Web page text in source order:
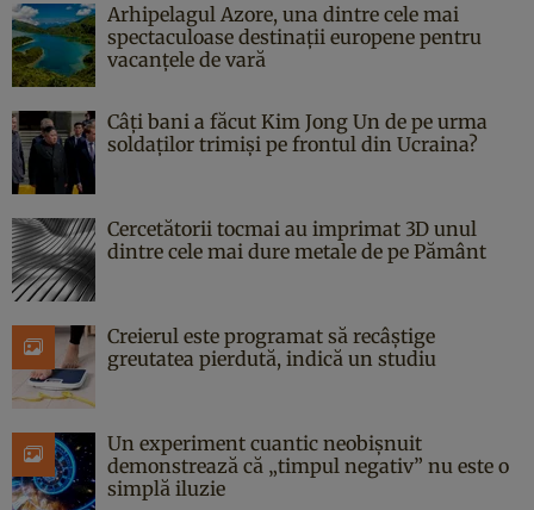
Arhipelagul Azore, una dintre cele mai
spectaculoase destinații europene pentru
vacanțele de vară
Câți bani a făcut Kim Jong Un de pe urma
soldaților trimiși pe frontul din Ucraina?
Cercetătorii tocmai au imprimat 3D unul
dintre cele mai dure metale de pe Pământ
Creierul este programat să recâștige
greutatea pierdută, indică un studiu
Un experiment cuantic neobișnuit
demonstrează că „timpul negativ” nu este o
simplă iluzie